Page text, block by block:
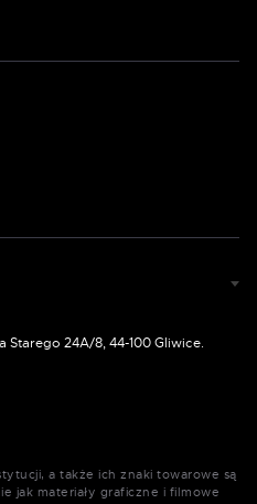
Starego 24A/8, 44-100 Gliwice.
a także ich znaki towarowe są
jak materiały graficzne i filmowe